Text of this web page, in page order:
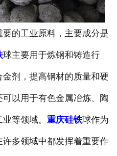
要的工业原料，主要成分是
球主要用于炼钢和铸造行
金剂，提高钢材的质量和硬
可以用于有色金属冶炼、陶
等领域。 重庆硅铁球作为
多领域中都发挥着重要作